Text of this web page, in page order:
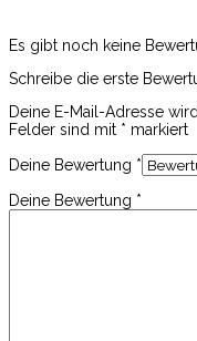
Es gibt noch keine
Schreibe die erste
Deine E-Mail-Adresse
Felder sind mit * markiert
Deine Bewertung *
Deine Bewertung *